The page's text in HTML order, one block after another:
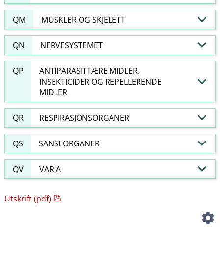
QM MUSKLER OG SKJELETT
QN NERVESYSTEMET
QP
ANTIPARASITTÆRE MIDLER,
INSEKTICIDER OG REPELLERENDE
MIDLER
QR RESPIRASJONSORGANER
QS SANSEORGANER
QV VARIA
Utskrift (pdf)